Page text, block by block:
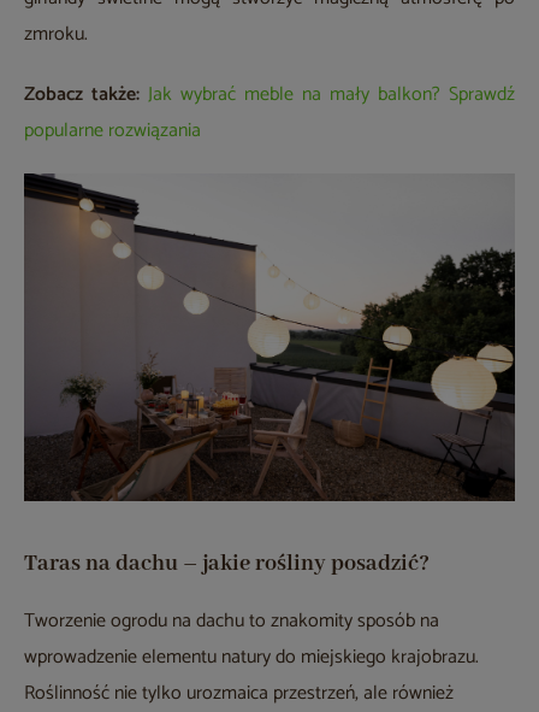
zmroku.
Zobacz także: Jak wybrać meble na mały balkon? Sprawdź
popularne rozwiązania
Taras na dachu – jakie rośliny posadzić?
Tworzenie ogrodu na dachu to znakomity sposób na
wprowadzenie elementu natury do miejskiego krajobrazu.
Roślinność nie tylko urozmaica przestrzeń, ale również